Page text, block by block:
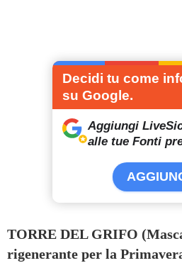
Decidi tu come
su Google.
Aggiungi
alle tue Fonti
TORRE DEL GRIFO
rigenerante per la